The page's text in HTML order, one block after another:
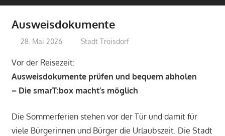
Ausweisdokumente
28. Mai 2026 treffpunkt
Stadt Troisdorf
Vor der Reisezeit:
Ausweisdokumente prüfen und bequem abholen
– Die smarT:box macht’s möglich
Die Sommerferien stehen vor der Tür und damit für
viele Bürgerinnen und Bürger die Urlaubszeit. Die Stadt